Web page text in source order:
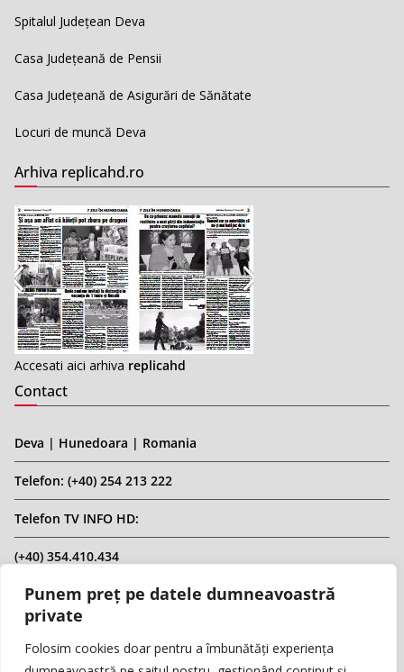
Punem preț pe datele dumneavoastră
private
Folosim cookies doar pentru a îmbunătăți experiența
Spitalul Județean Deva
Casa Județeană de Pensii
Casa Județeană de Asigurări de Sănătate
Locuri de muncă Deva
Arhiva replicahd.ro
Accesati aici arhiva replicahd
Contact
Deva | Hunedoara | Romania
Telefon: (+40) 254 213 222
Telefon TV INFO HD:
(+40) 354.410.434
Email: infohd20@gmail.com
Website: www.replicahd.ro